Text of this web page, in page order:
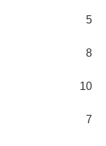
5
8
10
7